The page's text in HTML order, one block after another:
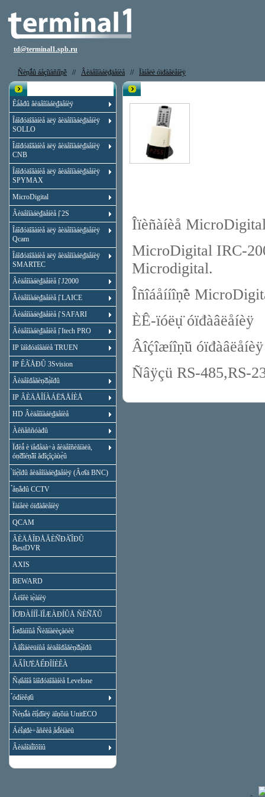
td@terminal1.spb.ru
Ñèṇ̃ǻû áåçîïàñíîṇ̃è // Âèäåîíàáë₫äåíèå // Ïàíåëè óïđàâëåíèÿ
Êà́åđû âèäåîíàáë₫äåíèÿ
Îáîđóäîâàíèå äëÿ âèäåîíàáë₫äåíèÿ
SOLLO
Îáîđóäîâàíèå äëÿ âèäåîíàáë₫äåíèÿ
CNB
Îáîđóäîâàíèå äëÿ âèäåîíàáë₫äåíèÿ
SPYMAX
MicroDigital
Âèäåîíàáë₫äåíèå ị̂ 2S
Îáîđóäîâàíèå äëÿ âèäåîíàáë₫äåíèÿ
Qcam
Îáîđóäîâàíèå äëÿ âèäåîíàáë₫äåíèÿ
SMARTEC
Âèäåîíàáë₫äåíèå ị̂ J2000
Âèäåîíàáë₫äåíèå ị̂ LAICE
Âèäåîíàáë₫äåíèå ị̂ SAFARI
Âèäåîíàáë₫äåíèå ị̂ Itech PRO
IP îáîđóäîâàíèå TRUEN
IP ÊÀ̀ÅĐÛ 3Svision
Âèäåîđåăèṇ̃đạ̀îđû
IP ÂÈÄÅÎÍÀÁË̃ÄÅÍÈÅ
HD Âèäåîíàáë₫äåíèå
Àêñåññóàđû
Ïđèǻ è ïåđåäà÷à âèäåîñèăíàëà,
óṇ̃đîéṇ̃âî ăđîçîçàùẹ̀û
̀îíẹ̀îđû âèäåîíàáë₫äåíèÿ (Âơîä BNC)
̉åṇ̃åđû CCTV
Ïàíåëè óïđàâëåíèÿ
QCAM
ÂÈÄÅÎĐÅĂÈÑ̉ĐÀ̉ÎĐÛ
BestDVR
AXIS
BEWARD
Áëîêè ïẹ̀àíèÿ
ÎƠĐÀÍÍÎ-ÏÎÆÀĐÍÛÅ ÑÈÑ̉Å̀Û
Îơđàííûå Ñèăíàëèçàöèè
Àậî́îáèëüíûå âèäåîđåăèṇ̃đạ̀îđû
ÀẨÎƯËÅỂĐÎÍÈÊÀ
Ñạ̊åâîå îáîđóäîâàíèå Levelone
̉óđíèêạ̊û
Ñèṇ̃ǻà êîị́đîëÿ äîṇ̃óïà UnitECO
Áèî́ạ̊đè÷åñêèå ̣åđ́èíàëû
Âèäåîäî́îôîíû
Îïèñàíèå
MicroDigital IRC-
Microdigital.
Îñîáåííîṇ̃è
ÈÊ-ïóëụ̈ óïđàâëåíèÿ
Âîḉîæíîṇ̃ü
Ñâÿçü RS-485,RS-